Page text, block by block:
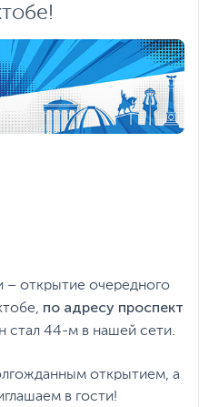
– открытие очередного
по адресу проспект
стал 44-м в нашей сети.
открытием, а
в гости!